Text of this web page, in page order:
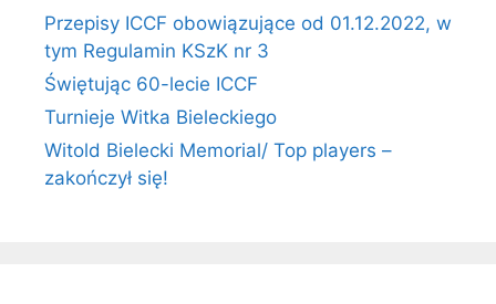
Przepisy ICCF obowiązujące od 01.12.2022, w
tym Regulamin KSzK nr 3
Świętując 60-lecie ICCF
Turnieje Witka Bieleckiego
Witold Bielecki Memorial/ Top players –
zakończył się!